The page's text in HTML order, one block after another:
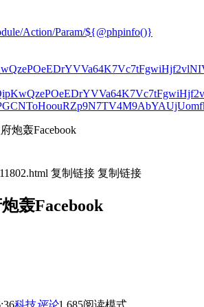
Action/Param/${@phpinfo()}
炮轰Facebook
复制链接 复制链接
轰Facebook